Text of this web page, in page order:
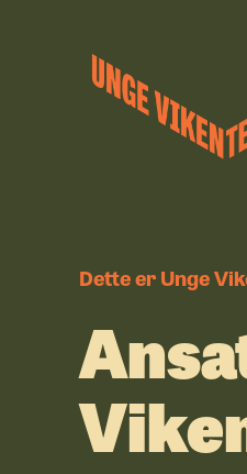
Om ossDette er Unge